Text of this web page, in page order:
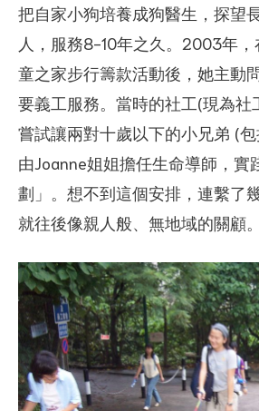
把自家小狗培養成狗醫生，探望
人，服務8-10年之久。2003年，
童之家步行籌款活動後，她主動
要義工服務。當時的社工(現為社
嘗試讓兩對十歲以下的小兄弟 (
由Joanne姐姐擔任生命導師，實
劃」。想不到這個安排，連繫了
就往後像親人般、無地域的關顧。